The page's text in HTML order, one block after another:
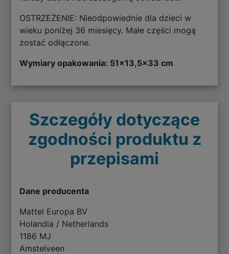
OSTRZEŻENIE: Nieodpowiednie dla dzieci w
wieku poniżej 36 miesięcy. Małe części mogą
zostać odłączone.
Wymiary opakowania: 51x13,5x33 cm
Szczegóły dotyczące
zgodności produktu z
przepisami
Dane producenta
Mattel Europa BV
Holandia / Netherlands
1186 MJ
Amstelveen